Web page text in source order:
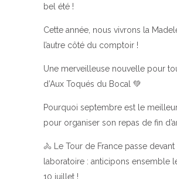
bel été !
Cette année, nous vivrons la
l’autre côté du comptoir !
Une merveilleuse nouvelle pour
d’Aux Toqués du Bocal 💚
Pourquoi septembre est le
pour organiser son repas de fin
🚴 Le Tour de France passe
laboratoire : anticipons ensemble
10 juillet !